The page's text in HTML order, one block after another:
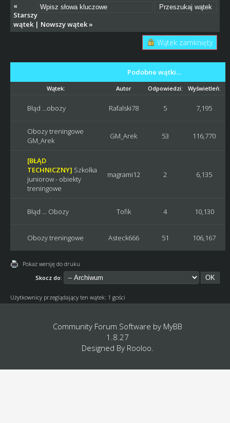
«
Starszy
wątek| Nowszy wątek»
Wątek zamknięty
Podobne wątki…
Wątek: Autor Odpowiedzi: Wyświetleń:
Błąd ...obozy Rafalski78 5 7,195
Obozy treningowe
GM_Arek
GM_Arek 53 116,770
[BŁĄD
TECHNICZNY] Szkolka
juniorow - obiekty
treningowe
magrami12 2 6,135
Błąd ... Obozy Tofik 4 10,130
Obozy treningowe Asteck666 51 106,167
Pokaż wersję do druku
Skocz do:
Użytkownicy przeglądający ten wątek: 1 gości
Community Forum Software by MyBB
1.8.27
Designed By Rooloo